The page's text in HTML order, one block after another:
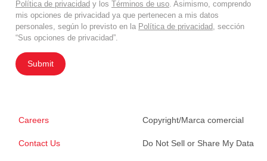
Política de privacidad y los Términos de uso. Asimismo, comprendo
mis opciones de privacidad ya que pertenecen a mis datos
personales, según lo previsto en la Política de privacidad, sección
“Sus opciones de privacidad”.
Submit
Careers
Contact Us
Copyright/Marca comercial
Do Not Sell or Share My Data